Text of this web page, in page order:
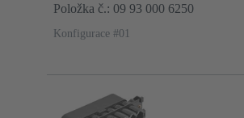
Položka č.: 09 93 000 6250
Konfigurace #01